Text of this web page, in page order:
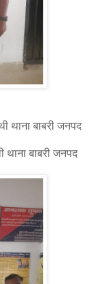
थाना बाबरी जनपद
थाना बाबरी जनपद